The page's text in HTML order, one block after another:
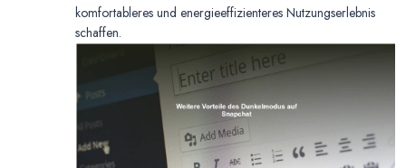
komfortableres und energieeffizienteres Nutzungserlebnis
schaffen.